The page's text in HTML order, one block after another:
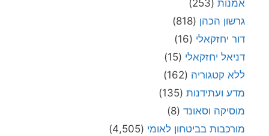
אמנות (253)
גרשון הכהן (818)
דור יחזקאלי (16)
דניאל יחזקאלי (15)
ללא קטגוריה (162)
מדע ועתידנות (135)
מוסיקה וסאונד (8)
מורכבות בביטחון לאומי (4,505)